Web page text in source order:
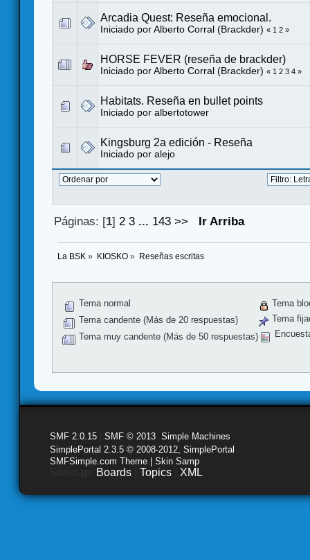
Arcadia Quest: Reseña emocional.
Iniciado por Alberto Corral (Brackder) « 1 2 »
HORSE FEVER (reseña de brackder)
Iniciado por Alberto Corral (Brackder) « 1 2 3 4 »
Habitats. Reseña en bullet points
Iniciado por albertotower
Kingsburg 2a edición - Reseña
Iniciado por alejo
Páginas: [1] 2 3 ... 143 >> Ir Arriba
La BSK » KIOSKO» Reseñas escritas
Tema normal
Tema candente (Más de 20 respuestas)
Tema muy candente (Más de 50 respuestas)
Tema
Tema
SMF 2.0.15 SMF © 2013 Simple Machines
SimplePortal 2.3.5 © 2008-2012, SimplePortal
SMFSimple.com Theme | Skin Samp
Boards Topics XML